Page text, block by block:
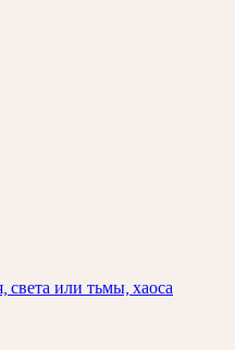
или тьмы, хаоса